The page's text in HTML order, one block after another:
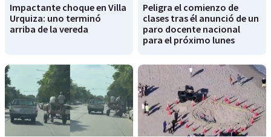
Impactante choque en Villa
Urquiza: uno terminó
arriba de la vereda
Peligra el comienzo de
clases tras él anunció de un
paro docente nacional
para el próximo lunes